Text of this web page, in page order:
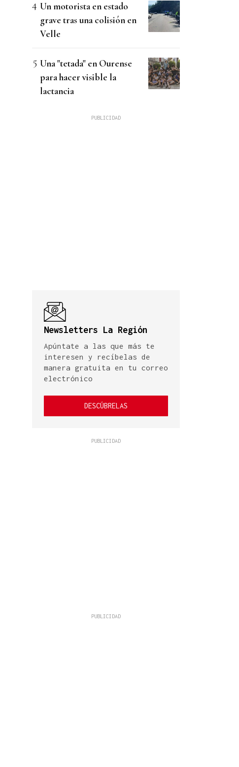
Un motorista en estado
grave tras una colisión en
Velle
Una "tetada" en Ourense
para hacer visible la
lactancia
Newsletters La Región
Apúntate a las que más te
interesen y recíbelas de
manera gratuita en tu correo
electrónico
DESCÚBRELAS